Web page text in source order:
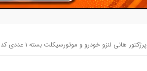
پرژکتور هانی لنزو خودرو و موتورسیکلت بسته 1 عددی کد 079511